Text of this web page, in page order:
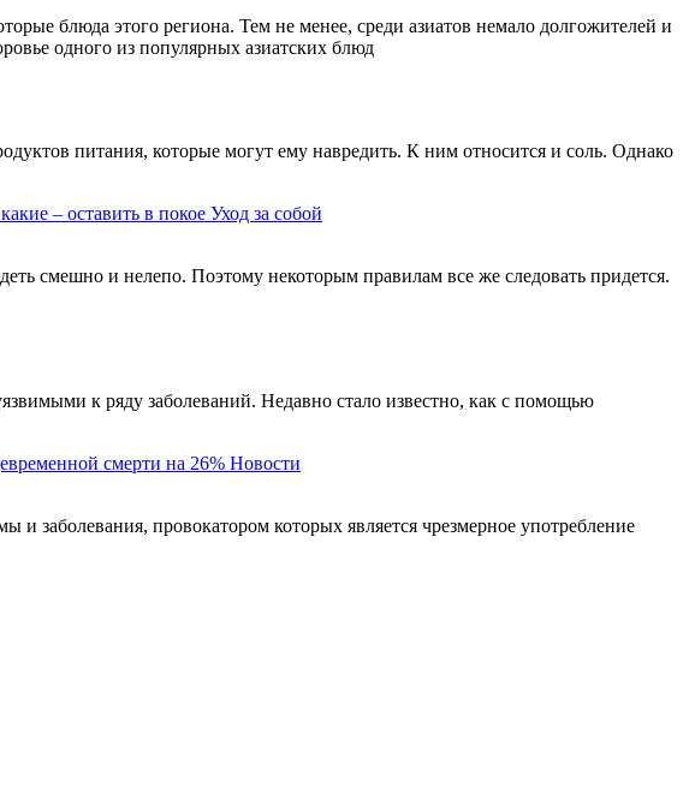
блюда этого региона. Тем не менее, среди азиатов немало долгожителей и
одного из популярных азиатских блюд
питания, которые могут ему навредить. К ним относится и соль. Однако
– оставить в покое Уход за собой
смешно и нелепо. Поэтому некоторым правилам все же следовать придется.
к ряду заболеваний. Недавно стало известно, как с помощью
смерти на 26% Новости
заболевания, провокатором которых является чрезмерное употребление